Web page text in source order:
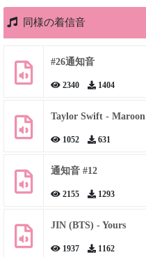
同様の着信音
#26通知音
2340 1404
Taylor Swift - Maroon
1052 631
通知音 #12
2155 1293
JIN (BTS) - Yours
1937 1162